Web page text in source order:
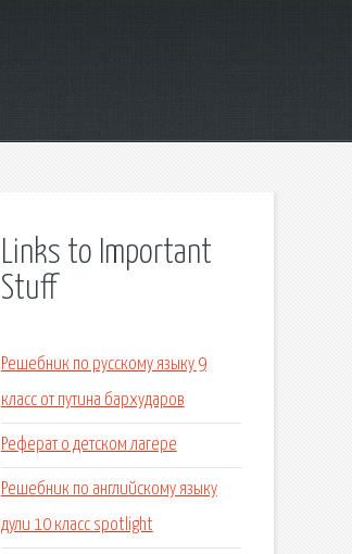
Links to Important
Stuff
Решебник по русскому языку 9
класс от путина бархударов
Реферат о детском лагере
Решебник по английскому языку
дули 10 класс spotlight